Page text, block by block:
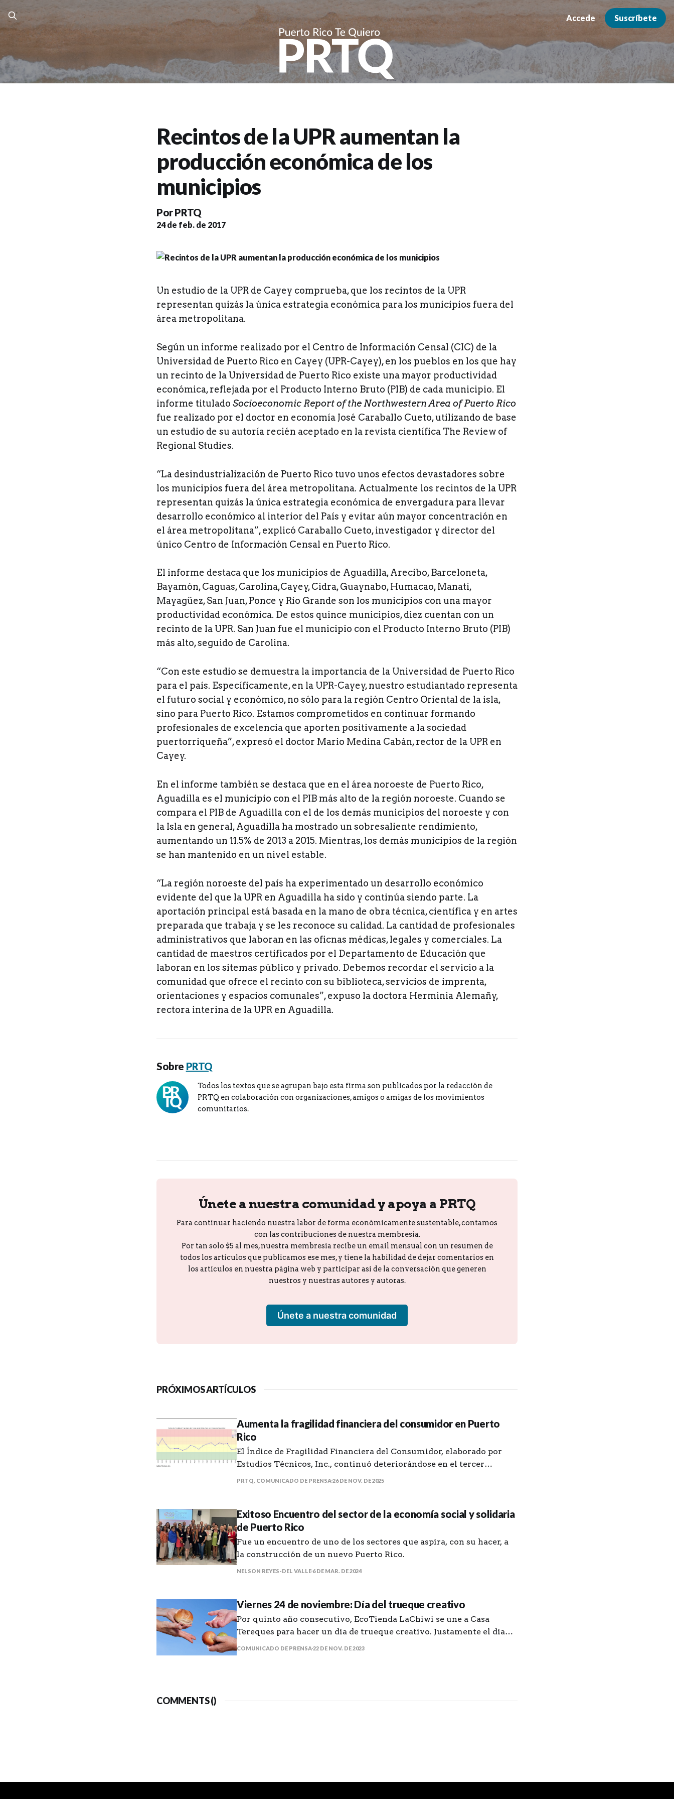
Accede Suscríbete
Recintos de la UPR aumentan la
producción económica de los
municipios
PorPRTQ
24 de feb. de 2017
Un estudio de la UPR de Cayey comprueba, que los recintos de la UPR
representan quizás la única estrategia económica para los municipios fuera del
área metropolitana.
Según un informe realizado por el Centro de Información Censal (CIC) de la
Universidad de Puerto Rico en Cayey (UPR-Cayey), en los pueblos en los que hay
un recinto de la Universidad de Puerto Rico existe una mayor productividad
económica, reflejada por el Producto Interno Bruto (PIB) de cada municipio. El
informe titulado Socioeconomic Report of the Northwestern Area of Puerto Rico
fue realizado por el doctor en economía José Caraballo Cueto, utilizando de base
un estudio de su autoría recién aceptado en la revista científica The Review of
Regional Studies.
“La desindustrialización de Puerto Rico tuvo unos efectos devastadores sobre
los municipios fuera del área metropolitana. Actualmente los recintos de la UPR
representan quizás la única estrategia económica de envergadura para llevar
desarrollo económico al interior del País y evitar aún mayor concentración en
el área metropolitana”, explicó Caraballo Cueto, investigador y director del
único Centro de Información Censal en Puerto Rico.
El informe destaca que los municipios de Aguadilla, Arecibo, Barceloneta,
Bayamón, Caguas, Carolina,Cayey, Cidra, Guaynabo, Humacao, Manatí,
Mayagüez, San Juan, Ponce y Río Grande son los municipios con una mayor
productividad económica. De estos quince municipios, diez cuentan con un
recinto de la UPR. San Juan fue el municipio con el Producto Interno Bruto (PIB)
más alto, seguido de Carolina.
“Con este estudio se demuestra la importancia de la Universidad de Puerto Rico
para el país. Específicamente, en la UPR-Cayey, nuestro estudiantado representa
el futuro social y económico, no sólo para la región Centro Oriental de la isla,
sino para Puerto Rico. Estamos comprometidos en continuar formando
profesionales de excelencia que aporten positivamente a la sociedad
puertorriqueña”, expresó el doctor Mario Medina Cabán, rector de la UPR en
Cayey.
En el informe también se destaca que en el área noroeste de Puerto Rico,
Aguadilla es el municipio con el PIB más alto de la región noroeste. Cuando se
compara el PIB de Aguadilla con el de los demás municipios del noroeste y con
la Isla en general, Aguadilla ha mostrado un sobresaliente rendimiento,
aumentando un 11.5% de 2013 a 2015. Mientras, los demás municipios de la región
se han mantenido en un nivel estable.
“La región noroeste del país ha experimentado un desarrollo económico
evidente del que la UPR en Aguadilla ha sido y continúa siendo parte. La
aportación principal está basada en la mano de obra técnica, científica y en artes
preparada que trabaja y se les reconoce su calidad. La cantidad de profesionales
administrativos que laboran en las oficnas médicas, legales y comerciales. La
cantidad de maestros certificados por el Departamento de Educación que
laboran en los sitemas público y privado. Debemos recordar el servicio a la
comunidad que ofrece el recinto con su biblioteca, servicios de imprenta,
orientaciones y espacios comunales”, expuso la doctora Herminia Alemañy,
rectora interina de la UPR en Aguadilla.
Sobre PRTQ
Todos los textos que se agrupan bajo esta firma son publicados por la redacción de
PRTQ en colaboración con organizaciones, amigos o amigas de los movimientos
comunitarios.
Únete a nuestra comunidad y apoya a PRTQ
Para continuar haciendo nuestra labor de forma económicamente sustentable, contamos
con las contribuciones de nuestra membresía.
Por tan solo $5 al mes, nuestra membresía recibe un email mensual con un resumen de
todos los artículos que publicamos ese mes, y tiene la habilidad de dejar comentarios en
los artículos en nuestra página web y participar así de la conversación que generen
nuestros y nuestras autores y autoras.
Únete a nuestra comunidad
PRÓXIMOS ARTÍCULOS
Aumenta la fragilidad financiera del consumidor en Puerto
Rico
El Índice de Fragilidad Financiera del Consumidor, elaborado por
Estudios Técnicos, Inc., continuó deteriorándose en el tercer
trimestre del 2025
PRTQ, COMUNICADO DE PRENSA26 DE NOV. DE 2025
Exitoso Encuentro del sector de la economía social y solidaria
de Puerto Rico
Fue un encuentro de uno de los sectores que aspira, con su hacer, a
la construcción de un nuevo Puerto Rico.
NELSON REYES-DEL VALLE 6 DE MAR. DE 2024
Viernes 24 de noviembre: Día del trueque creativo
Por quinto año consecutivo, EcoTienda LaChiwi se une a Casa
Tereques para hacer un día de trueque creativo. Justamente el día
del famoso “viernes negro”, momento en el que el consumo es
COMUNICADO DE PRENSA22 DE NOV. DE 2023
COMMENTS ()